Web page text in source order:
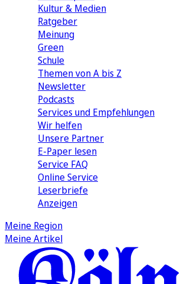
Kultur & Medien
Ratgeber
Meinung
Green
Schule
Themen von A bis Z
Newsletter
Podcasts
Services und Empfehlungen
Wir helfen
Unsere Partner
E-Paper lesen
Service FAQ
Online Service
Leserbriefe
Anzeigen
Meine Region
Meine Artikel